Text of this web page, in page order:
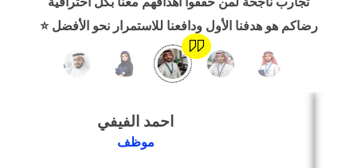
رضاكم هو هدفنا الأول ودافعنا للاستمرار نحو الأفضل ⭐
احمد الفيفي
تصميم موقع/متجر/تطبيق